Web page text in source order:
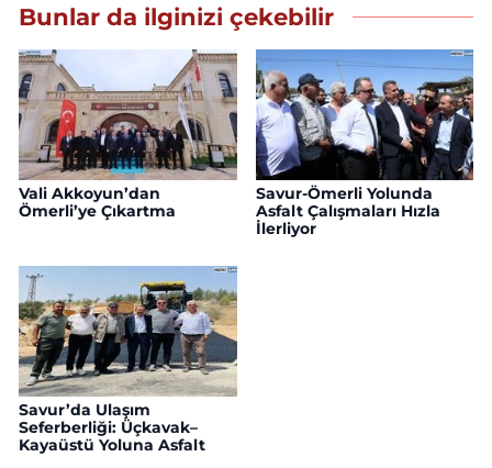
Bunlar da ilginizi çekebilir
Vali Akkoyun’dan
Ömerli’ye Çıkartma
Savur-Ömerli Yolunda
Asfalt Çalışmaları Hızla
İlerliyor
Savur’da Ulaşım
Seferberliği: Üçkavak–
Kayaüstü Yoluna Asfalt